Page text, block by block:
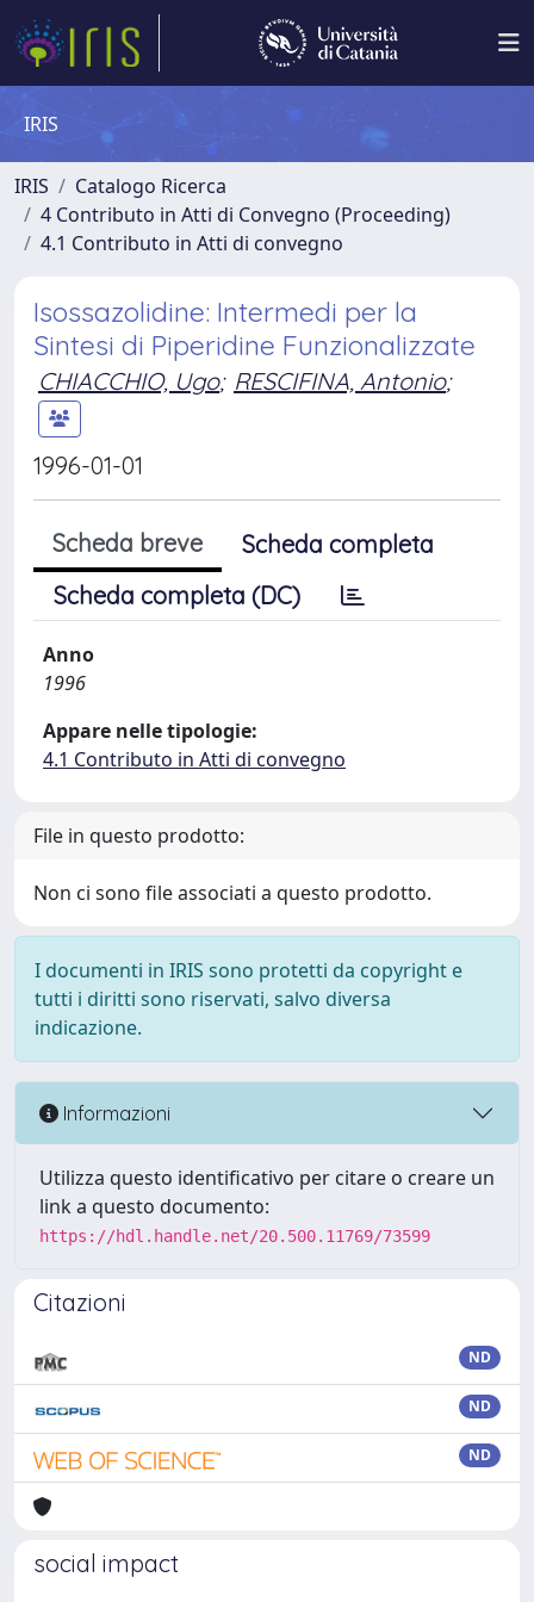
IRIS
IRIS
Catalogo Ricerca
4 Contributo in Atti di Convegno (Proceeding)
4.1 Contributo in Atti di convegno
Isossazolidine: Intermedi per la
Sintesi di Piperidine Funzionalizzate
CHIACCHIO, Ugo; RESCIFINA, Antonio;
1996-01-01
Scheda breve
Scheda completa
Scheda completa (DC)
Anno
1996
Appare nelle tipologie:
4.1 Contributo in Atti di convegno
File in questo prodotto:
Non ci sono file associati a questo prodotto.
I documenti in IRIS sono protetti da copyright e
tutti i diritti sono riservati, salvo diversa
indicazione.
Informazioni
Utilizza questo identificativo per citare o creare un
link a questo documento:
https://hdl.handle.net/20.500.11769/73599
Citazioni
ND
ND
ND
social impact